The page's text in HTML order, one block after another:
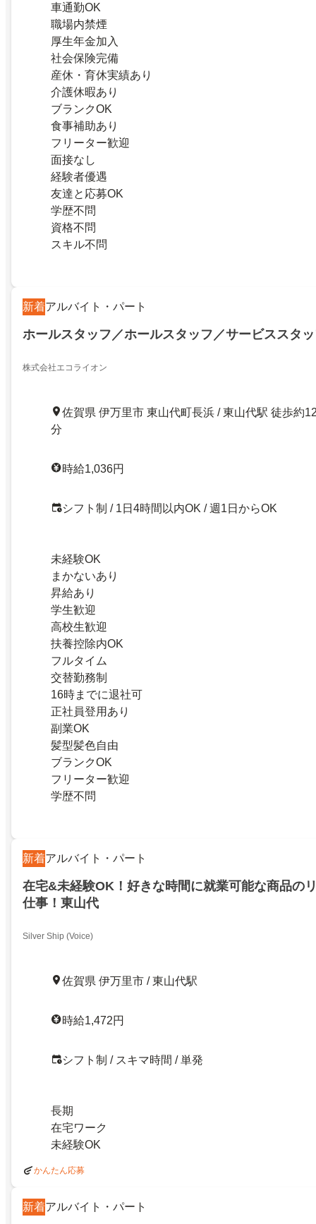
車通勤OK
職場内禁煙
厚生年金加入
社会保険完備
産休・育休実績あり
介護休暇あり
ブランクOK
食事補助あり
フリーター歓迎
面接なし
経験者優遇
友達と応募OK
学歴不問
資格不問
スキル不問
新着アルバイト・パート
ホールスタッフ／ホールスタッフ／サービススタ
株式会社エコライオン
佐賀県 伊万里市 東山代町長浜 / 東山代駅 徒歩約
分
時給1,036円
シフト制 / 1日4時間以内OK / 週1日からOK
未経験OK
まかないあり
昇給あり
学生歓迎
高校生歓迎
扶養控除内OK
フルタイム
交替勤務制
16時までに退社可
正社員登用あり
副業OK
髪型髪色自由
ブランクOK
フリーター歓迎
学歴不問
新着アルバイト・パート
在宅&未経験OK！好きな時間に就業可能な商品の
仕事！東山代
Silver Ship (Voice)
佐賀県 伊万里市 / 東山代駅
時給1,472円
シフト制 / スキマ時間 / 単発
長期
在宅ワーク
未経験OK
かんたん応募
新着アルバイト・パート